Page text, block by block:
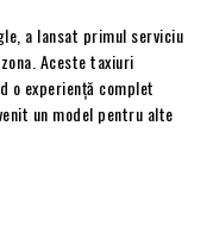
a lansat primul serviciu
Aceste taxiuri
experiență complet
un model pentru alte